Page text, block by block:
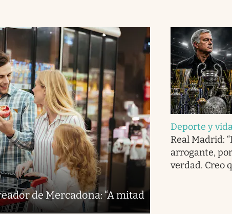
de Mercadona: “A mitad
Deporte y
Real Madrid:
arrogante,
verdad. Creo